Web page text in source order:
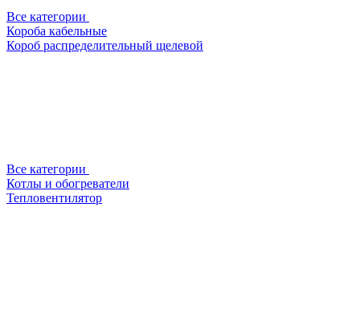
Все категории
Короба кабельные
Короб распределительный щелевой
Все категории
Котлы и обогреватели
Тепловентилятор